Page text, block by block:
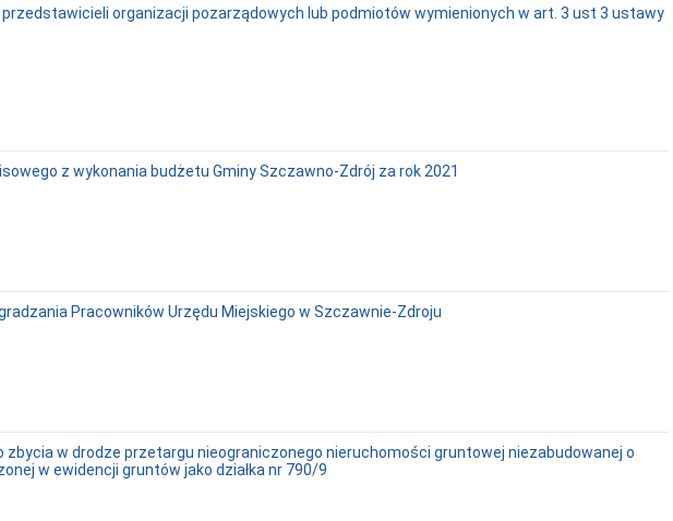
organizacji pozarządowych lub podmiotów wymienionych w art. 3 ust 3 ustawy
z wykonania budżetu Gminy Szczawno-Zdrój za rok 2021
Pracowników Urzędu Miejskiego w Szczawnie-Zdroju
w drodze przetargu nieograniczonego nieruchomości gruntowej niezabudowanej o
w ewidencji gruntów jako działka nr 790/9